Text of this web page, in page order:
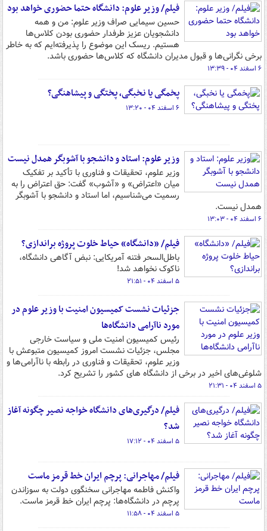
فیلم/ وزیر علوم: دانشگاه حتما حضوری خواهد بود
حسین سیمایی صراف وزیر علوم: من و همه
دانشجویان عزیز طرفدار حضوری بودن کلاس‌ها
هستیم. ریسک این موضوع را پذیرفته‌ایم که به خاطر
برخی نگرانی‌ها و قبول مدیران دانشگاه که کلاس‌ها حضوری باشد.
۶ اسفند ۰۴ - ۱۳:۳۹
پخمگی یا نخبگی، پختگی و پیشاهنگی؟
۶ اسفند ۰۴ - ۱۳:۲۰
وزیر علوم: استاد و دانشجو با آشوبگر همدل نیست
وزیر علوم، تحقیقات و فناوری با تأکید بر تفکیک
میان «اعتراض» و «آشوب» گفت: حق اعتراض را به
رسمیت می‌شناسیم، اما استاد و دانشجو با آشوبگر
همدل نیست.
۶ اسفند ۰۴ - ۱۳:۰۳
فیلم/ «دانشگاه» حیاط خلوت پروژه براندازی؟
باطل‌السحر فتنه آمریکایی: نبض آگاهی دانشگاه،
ناکوک نخواهد شد!
۵ اسفند ۰۴ - ۲۱:۵۱
جزئیات نشست کمیسیون امنیت با وزیر علوم در
مورد ناآرامی دانشگاه‌ها
رئیس کمیسیون امنیت ملی و سیاست خارجی
مجلس، جزئیات نشست امروز کمیسیون متبوعش با
وزیر علوم، تحقیقات و فناوری در رابطه با ناآرامی‌ها و
شلوغی‌های اخیر در برخی از دانشگاه های کشور را تشریح کرد.
۵ اسفند ۰۴ - ۲۱:۳۱
فیلم/ درگیری‌های دانشگاه خواجه نصیر چگونه آغاز
شد؟
۵ اسفند ۰۴ - ۱۷:۱۲
فیلم/ مهاجرانی: پرچم ایران خط قرمز ماست
واکنش فاطمه مهاجرانی سخنگوی دولت به سوزاندن
پرچم در دانشگاه‌ها: پرچم ایران خط قرمز ماست.
۵ اسفند ۰۴ - ۱۱:۵۸